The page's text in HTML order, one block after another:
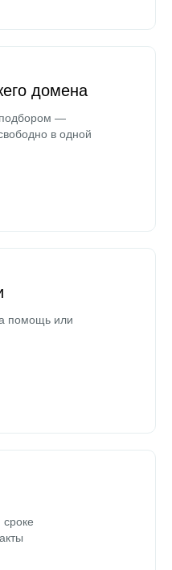
домена
подбором —
в одной
помощь или